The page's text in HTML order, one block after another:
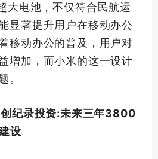
大电池，不仅符合民航运
显著提升用户在移动办公
移动办公的普及，用户对
增加，而小米的这一设计
。
纪录投资:未来三年3800
设